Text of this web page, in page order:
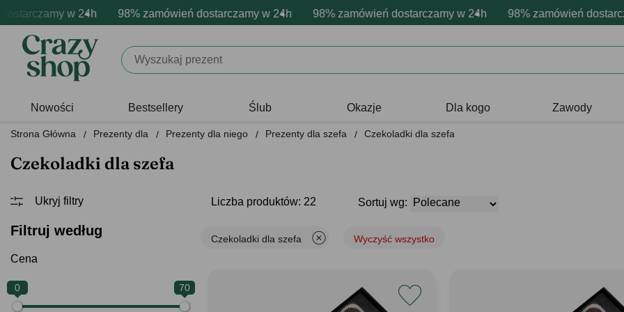
w 24h 98% zamówień dostarczamy w 24h 98% zamówień dostarczamy w 24h 98% zamówień
personalizacja produktów Profesjonalna i darmowa personalizacja produktów Profesjonalna i darmowa
emocje - zawsze udane prezenty Prezentujemy pozytywne emocje - zawsze udane prezenty Prezentujemy
Nowości Bestsellery Ślub Okazje Dla kogo Zawody
Strona Główna Prezenty dla Prezenty dla niego Prezenty dla szefa Czekoladki dla szefa
Czekoladki dla szefa
Liczba produktów: 22 Sortuj wg:
Filtruj według
Cena
0 70
Czekoladki dla szefa Wyczyść wszystko